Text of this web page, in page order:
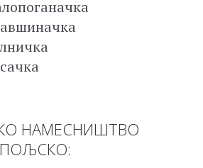
НАМЕСНИШТВО